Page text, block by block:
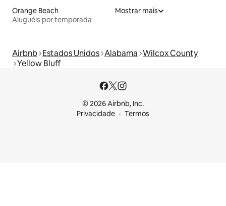
Orange Beach
Aluguéis por temporada
Mostrar mais
Airbnb Estados Unidos Alabama Wilcox County
Yellow Bluff
© 2026 Airbnb, Inc.
Privacidade
Termos